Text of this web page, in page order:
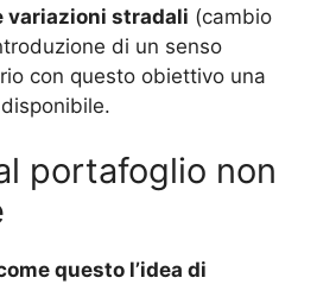
variazioni stradali (cambio
di un senso
con questo obiettivo una
portafoglio non
questo l’idea di